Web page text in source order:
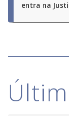
entra na